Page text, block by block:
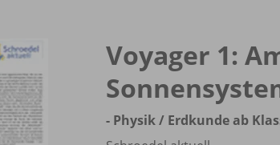
Voyager 1:
- Physik / Erdkunde ab